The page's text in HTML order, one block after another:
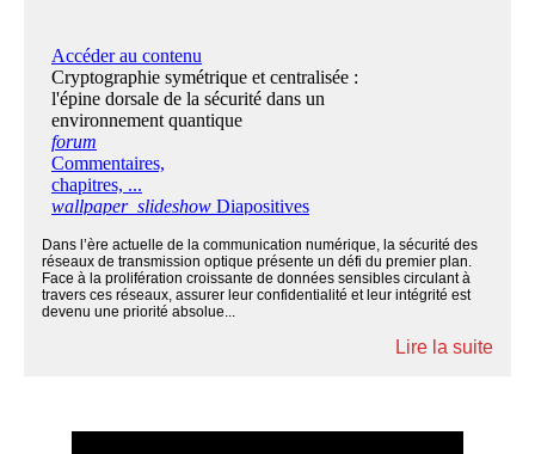
Dans l’ère actuelle de la communication numérique, la sécurité des
réseaux de transmission optique présente un défi du premier plan.
Face à la prolifération croissante de données sensibles circulant à
travers ces réseaux, assurer leur confidentialité et leur intégrité est
devenu une priorité absolue...
Lire la suite